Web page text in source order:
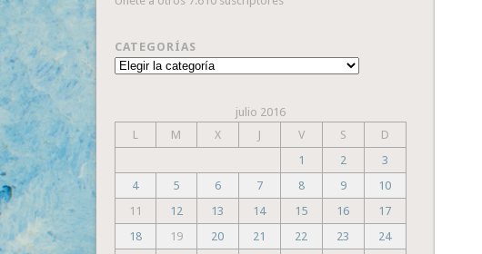
CATEGORÍAS
Categorías
julio 2016
L
M X J V S
D
1
2
3
4
5 6 7 8 9
10
11
12 13 14 15 16
17
18
19 20 21 22 23
24